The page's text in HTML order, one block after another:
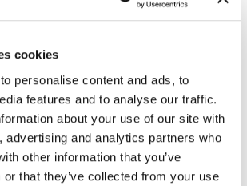
cookies
personalise content and ads, to
features and to analyse our traffic.
about your use of our site with
advertising and analytics partners who
other information that you’ve
or that they’ve collected from your use